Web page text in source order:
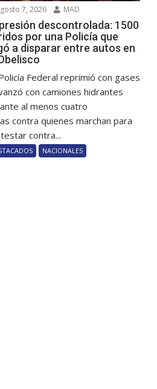
7, 2026 MAD
descontrolada: 1500
por una Policía que
a disparar entre autos en
Federal reprimió con gases
con camiones hidrantes
al menos cuatro
contra quienes marchan para
contra...
NACIONALES